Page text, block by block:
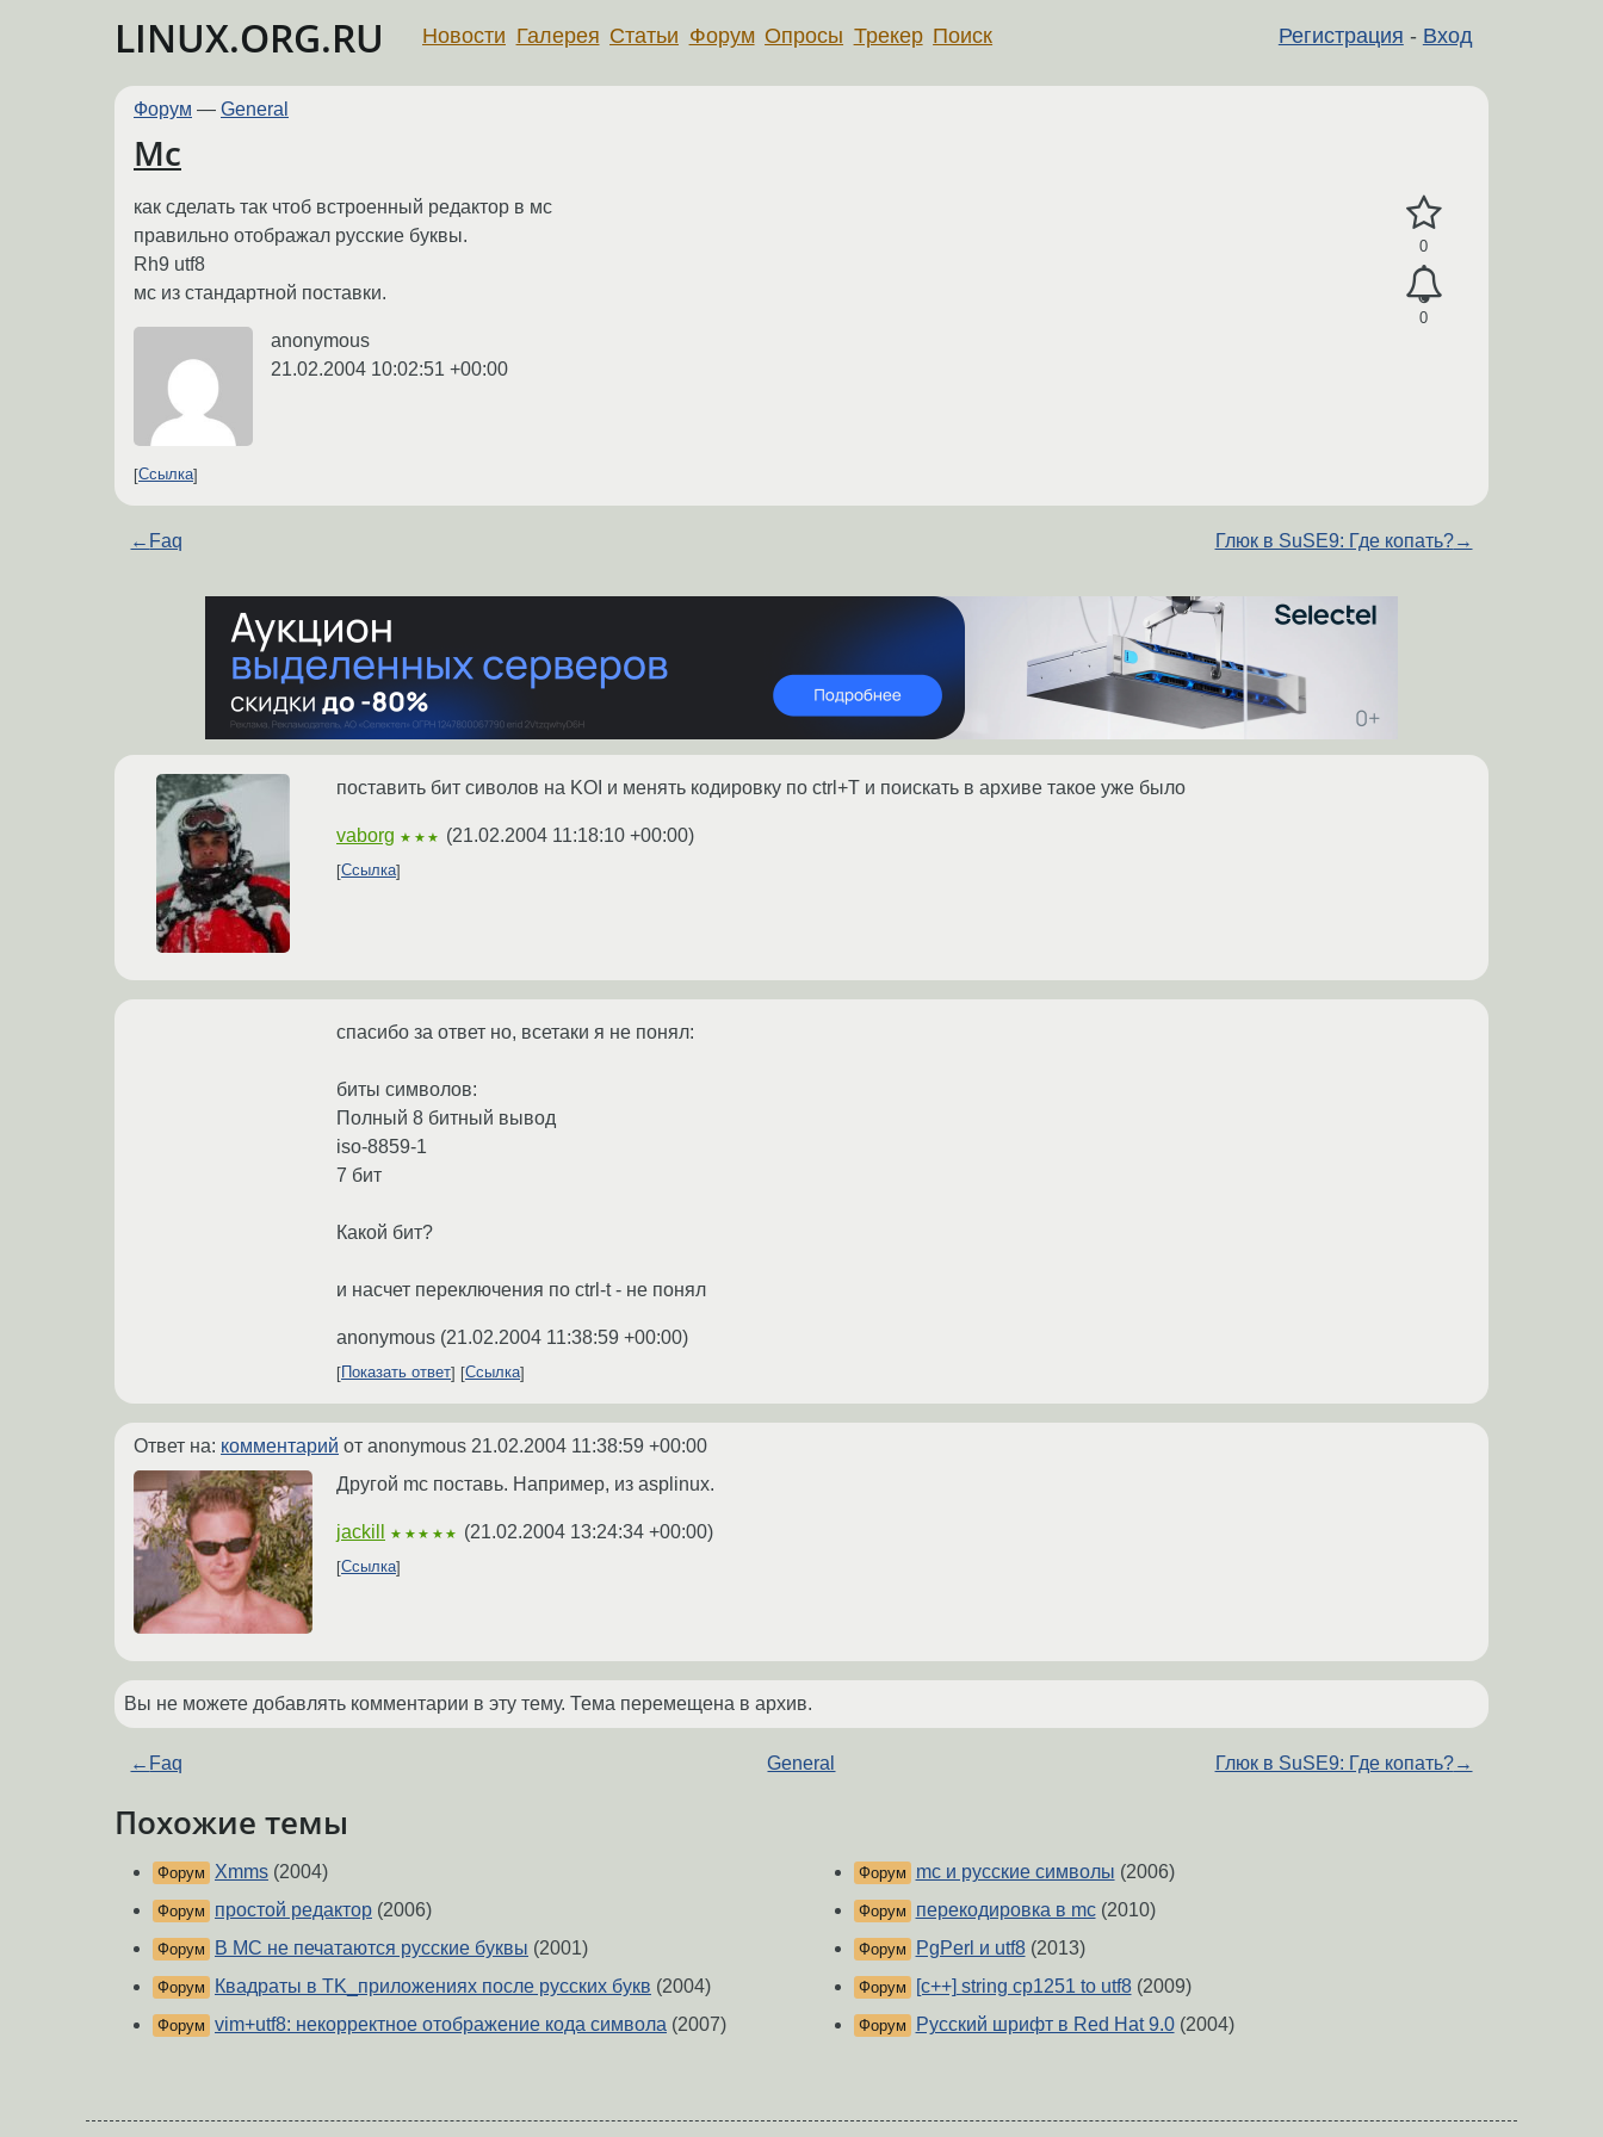
LINUX.ORG.RU Регистрация - Вход
Новости Галерея Статьи Форум Опросы Трекер Поиск
Форум — General
Mc
0
0
как сделать так чтоб встроенный редактор в мс
правильно отображал русские буквы.
Rh9 utf8
мс из стандартной поставки.
anonymous
21.02.2004 10:02:51 +00:00
Ссылка
← Faq Глюк в SuSE9: Где копать?→
поставить бит сиволов на KOI и менять кодировку по ctrl+T и поискать в архиве такое уже было
vaborg ★★★ (21.02.2004 11:18:10 +00:00)
Ссылка
спасибо за ответ но, всетаки я не понял:
биты символов:
Полный 8 битный вывод
iso-8859-1
7 бит
Какой бит?
и насчет переключения по ctrl-t - не понял
anonymous (21.02.2004 11:38:59 +00:00)
Показать ответ Ссылка
Ответ на: комментарий от anonymous 21.02.2004 11:38:59 +00:00
Другой mc поставь. Например, из asplinux.
jackill ★★★★★ (21.02.2004 13:24:34 +00:00)
Ссылка
Вы не можете добавлять комментарии в эту тему. Тема перемещена в архив.
← Faq General Глюк в SuSE9: Где копать?→
Похожие темы
Форум Xmms (2004)
Форум простой редактор (2006)
Форум В MC не печатаются русские буквы (2001)
Форум Квадраты в TK_приложениях после русских букв (2004)
Форум vim+utf8: некорректное отображение кода символа (2007)
Форум mc и русские символы (2006)
Форум перекодировка в mc(2010)
Форум PgPerl и utf8(2013)
Форум [c++] string cp1251 to utf8(2009)
Форум Русский шрифт в Red Hat 9.0(2004)